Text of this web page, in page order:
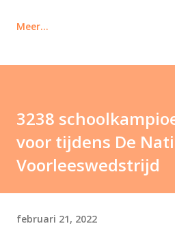
Meer…
3238
voor tijdens De
Voorleeswedstrijd
februari 21, 2022